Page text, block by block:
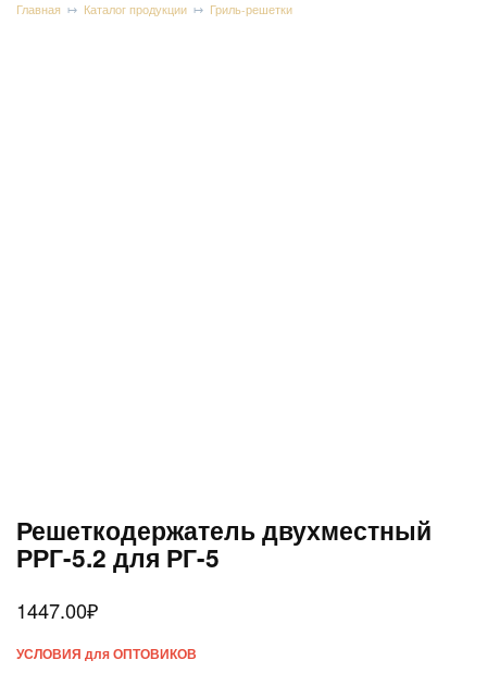
Главная Каталог продукции Гриль-решетки
Решеткодержатель двухместный
РРГ-5.2 для РГ-5
1447.00₽
УСЛОВИЯ для ОПТОВИКОВ